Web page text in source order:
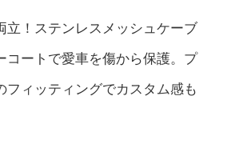
立！ステンレスメッシュケーブ
コートで愛車を傷から保護。プ
フィッティングでカスタム感も